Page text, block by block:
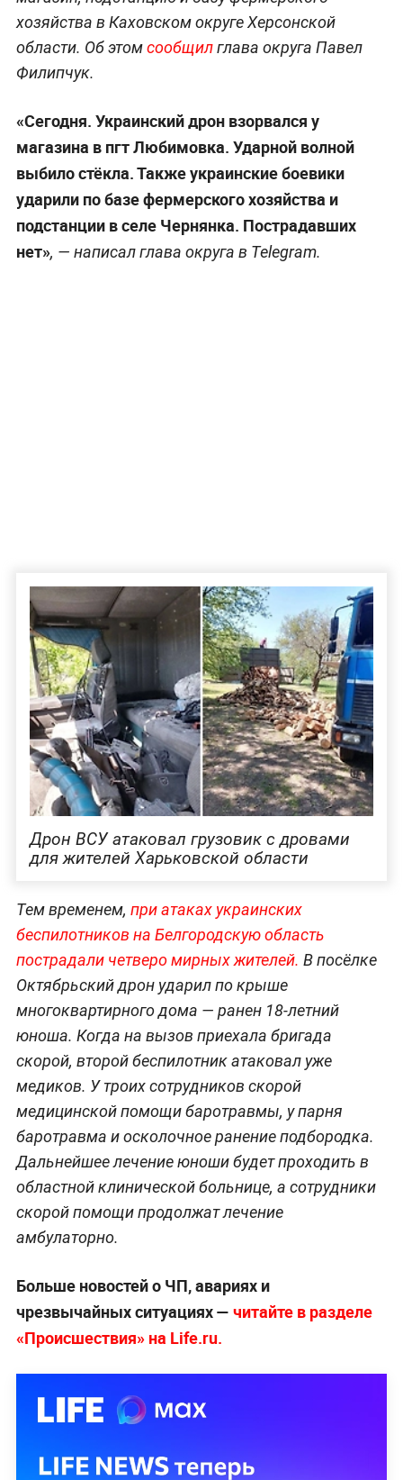
хозяйства в Каховском округе Херсонской
области. Об этомсообщилглава округа Павел
Филипчук.
«Сегодня. Украинский дрон взорвался у
магазина в пгт Любимовка. Ударной волной
выбило стёкла. Также украинские боевики
ударили по базе фермерского хозяйства и
подстанции в селе Чернянка. Пострадавших
нет», — написал глава округа в Telegram.
Дрон ВСУ атаковал грузовик с дровами
для жителей Харьковской области
Тем временем, при атаках украинских
беспилотников на Белгородскую область
пострадали четверо мирных жителей. В посёлке
Октябрьский дрон ударил по крыше
многоквартирного дома — ранен 18-летний
юноша. Когда на вызов приехала бригада
скорой, второй беспилотник атаковал уже
медиков. У троих сотрудников скорой
медицинской помощи баротравмы, у парня
баротравма и осколочное ранение подбородка.
Дальнейшее лечение юноши будет проходить в
областной клинической больнице, а сотрудники
скорой помощи продолжат лечение
амбулаторно.
Больше новостей о ЧП, авариях и
чрезвычайных ситуациях — читайте в разделе
«Происшествия» на Life.ru.